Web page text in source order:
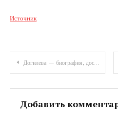
Источник
Навигация
по
записям
Догилева — биография, достижения, интересные факты и личная жизнь прославленной российской гимнастки
Добавить